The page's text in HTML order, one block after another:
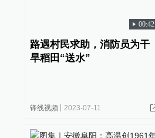
00:42
路遇村民求助，消防员为干
旱稻田“送水”
锋线视频 2023-07-11